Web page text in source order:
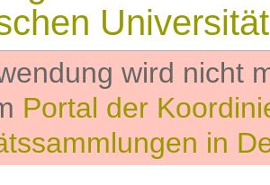
wird nicht
Portal der
in